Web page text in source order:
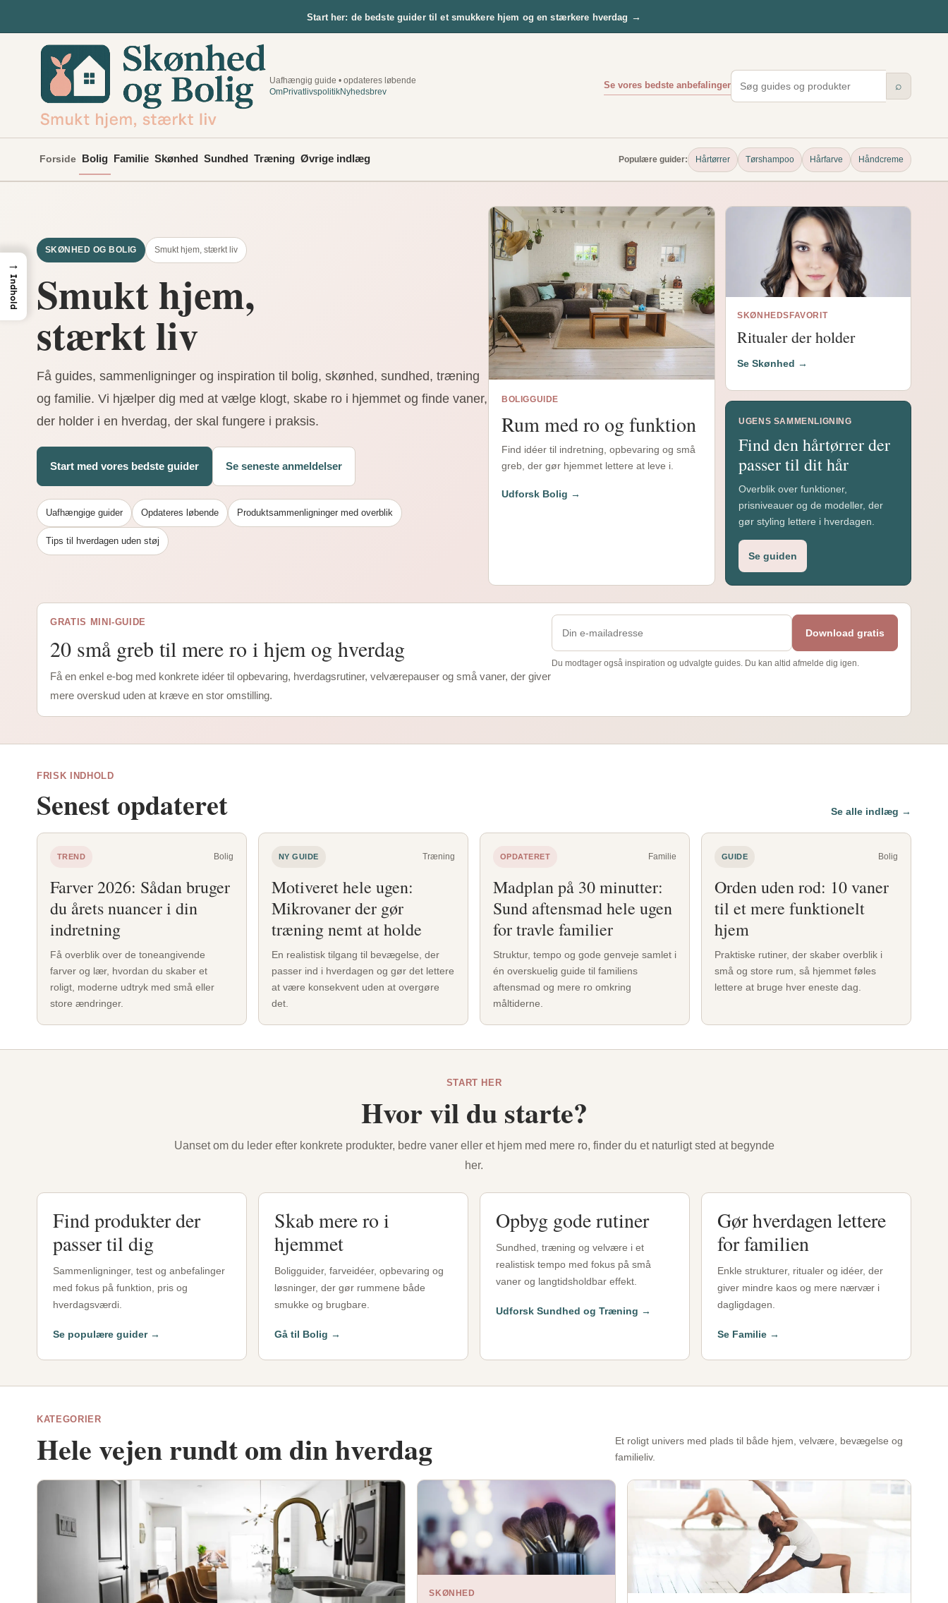
til
indhold
Start her: de bedste guider til et smukkere hjem og en stærkere hverdag →
Uafhængig guide • opdateres løbende
OmPrivatlivspolitikNyhedsbrev
Se vores bedste anbefalinger ⌕
Forside Bolig Familie Skønhed Sundhed Træning Øvrige indlæg Populære guider: Hårtørrer Tørshampoo Hårfarve Håndcreme
SKØNHED OG BOLIG Smukt hjem, stærkt liv
Smukt hjem,
stærkt liv
Få guides, sammenligninger og inspiration til bolig, skønhed, sundhed, træning
og familie. Vi hjælper dig med at vælge klogt, skabe ro i hjemmet og finde vaner,
der holder i en hverdag, der skal fungere i praksis.
Start med vores bedste guider Se seneste anmeldelser
Uafhængige guider Opdateres løbende Produktsammenligninger med overblik
Tips til hverdagen uden støj
BOLIGGUIDE
Rum med ro og funktion
Find idéer til indretning, opbevaring og små
greb, der gør hjemmet lettere at leve i.
Udforsk Bolig →
SKØNHEDSFAVORIT
Ritualer der holder
Se Skønhed →
UGENS SAMMENLIGNING
Find den hårtørrer der
passer til dit hår
Overblik over funktioner,
prisniveauer og de modeller, der
gør styling lettere i hverdagen.
Se guiden
GRATIS MINI-GUIDE
20 små greb til mere ro i hjem og hverdag
Få en enkel e-bog med konkrete idéer til opbevaring, hverdagsrutiner, velværepauser og små vaner, der giver
mere overskud uden at kræve en stor omstilling.
Download gratis
Du modtager også inspiration og udvalgte guides. Du kan altid afmelde dig igen.
FRISK INDHOLD
Senest opdateret Se alle indlæg →
TREND Bolig
Farver 2026: Sådan bruger
du årets nuancer i din
indretning
Få overblik over de toneangivende
farver og lær, hvordan du skaber et
roligt, moderne udtryk med små eller
store ændringer.
NY GUIDE Træning
Motiveret hele ugen:
Mikrovaner der gør
træning nemt at holde
En realistisk tilgang til bevægelse, der
passer ind i hverdagen og gør det lettere
at være konsekvent uden at overgøre
det.
OPDATERET Familie
Madplan på 30 minutter:
Sund aftensmad hele ugen
for travle familier
Struktur, tempo og gode genveje samlet i
én overskuelig guide til familiens
aftensmad og mere ro omkring
måltiderne.
GUIDE Bolig
Orden uden rod: 10 vaner
til et mere funktionelt
hjem
Praktiske rutiner, der skaber overblik i
små og store rum, så hjemmet føles
lettere at bruge hver eneste dag.
START HER
Hvor vil du starte?
Uanset om du leder efter konkrete produkter, bedre vaner eller et hjem med mere ro, finder du et naturligt sted at begynde
her.
Find produkter der
passer til dig
Sammenligninger, test og anbefalinger
med fokus på funktion, pris og
hverdagsværdi.
Se populære guider →
Skab mere ro i
hjemmet
Boligguider, farveidéer, opbevaring og
løsninger, der gør rummene både
smukke og brugbare.
Gå til Bolig →
Opbyg gode rutiner
Sundhed, træning og velvære i et
realistisk tempo med fokus på små
vaner og langtidsholdbar effekt.
Udforsk Sundhed og Træning →
Gør hverdagen lettere
for familien
Enkle strukturer, ritualer og idéer, der
giver mindre kaos og mere nærvær i
dagligdagen.
Se Familie →
KATEGORIER
Hele vejen rundt om din hverdag
Et roligt univers med plads til både hjem, velvære, bevægelse og
familieliv.
SKØNHED
→
Indhold